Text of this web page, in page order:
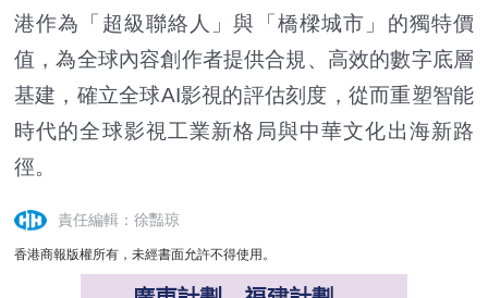
港作為「超級聯絡人」與「橋樑城市」的獨特價
值，為全球內容創作者提供合規、高效的數字底層
基建，確立全球AI影視的評估刻度，從而重塑智能
時代的全球影視工業新格局與中華文化出海新路
徑。
責任編輯：徐豔琼
香港商報版權所有，未經書面允許不得使用。